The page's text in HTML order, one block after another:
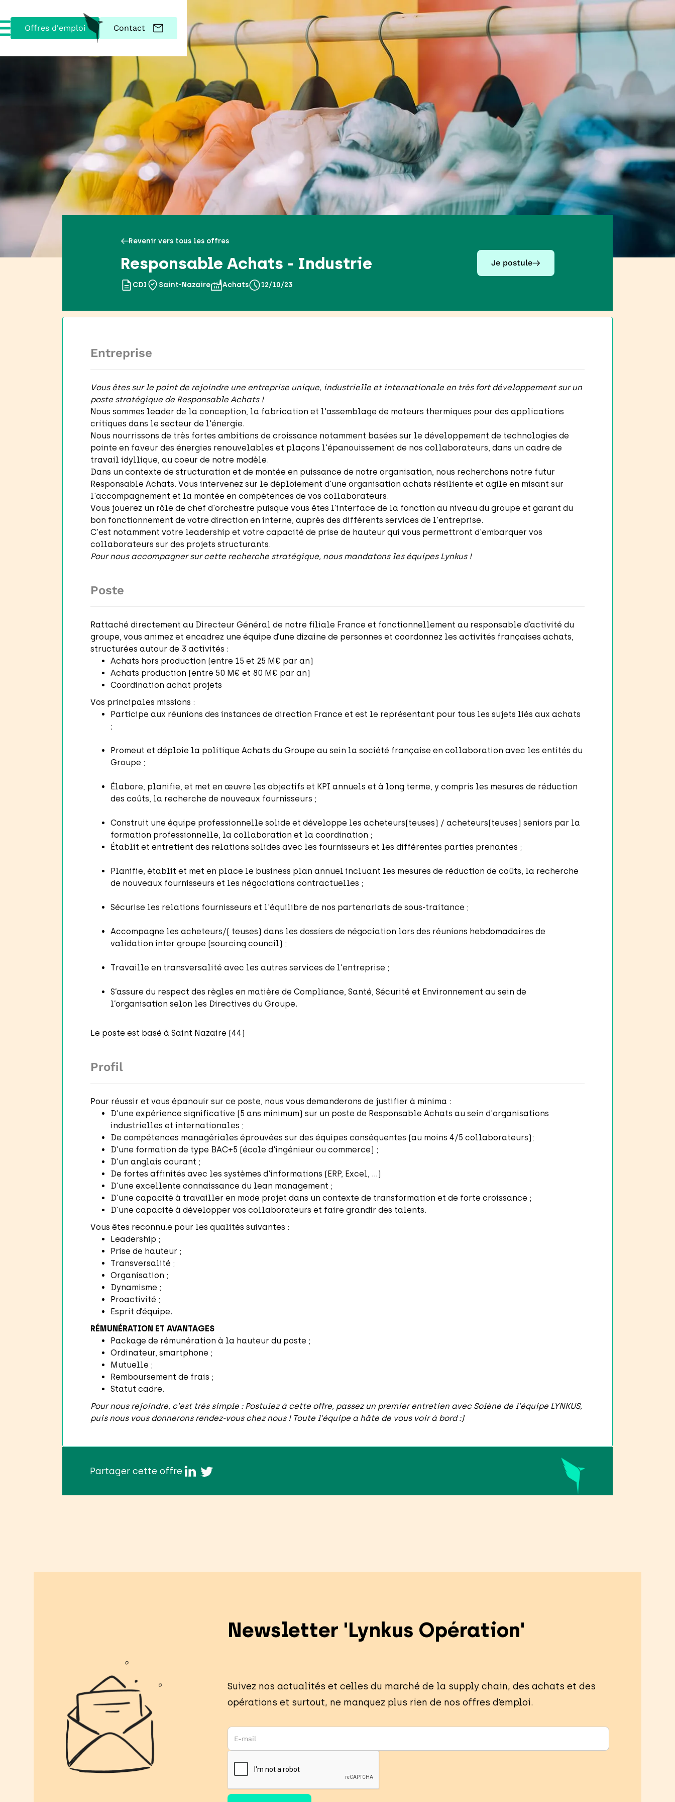
Offres d'emploi Contact
Revenir vers tous les offres
Responsable Achats - Industrie
CDI Saint-Nazaire Achats 12/10/23
Je postule
Entreprise
Vous êtes sur le point de rejoindre une entreprise unique, industrielle et internationale en très fort développement sur un
poste stratégique de Responsable Achats !
Nous sommes leader de la conception, la fabrication et l'assemblage de moteurs thermiques pour des applications
critiques dans le secteur de l'énergie.
Nous nourrissons de très fortes ambitions de croissance notamment basées sur le développement de technologies de
pointe en faveur des énergies renouvelables et plaçons l'épanouissement de nos collaborateurs, dans un cadre de
travail idyllique, au coeur de notre modèle.
Dans un contexte de structuration et de montée en puissance de notre organisation, nous recherchons notre futur
Responsable Achats. Vous intervenez sur le déploiement d'une organisation achats résiliente et agile en misant sur
l'accompagnement et la montée en compétences de vos collaborateurs.
Vous jouerez un rôle de chef d'orchestre puisque vous êtes l'interface de la fonction au niveau du groupe et garant du
bon fonctionnement de votre direction en interne, auprès des différents services de l'entreprise.
C'est notamment votre leadership et votre capacité de prise de hauteur qui vous permettront d'embarquer vos
collaborateurs sur des projets structurants.
Pour nous accompagner sur cette recherche stratégique, nous mandatons les équipes Lynkus !
Poste
Rattaché directement au Directeur Général de notre filiale France et fonctionnellement au responsable d’activité du
groupe, vous animez et encadrez une équipe d’une dizaine de personnes et coordonnez les activités françaises achats,
structurées autour de 3 activités :
Achats hors production (entre 15 et 25 M€ par an)
Achats production (entre 50 M€ et 80 M€ par an)
Coordination achat projets
Vos principales missions :
Participe aux réunions des instances de direction France et est le représentant pour tous les sujets liés aux achats
;
Promeut et déploie la politique Achats du Groupe au sein la société française en collaboration avec les entités du
Groupe ;
Élabore, planifie, et met en œuvre les objectifs et KPI annuels et à long terme, y compris les mesures de réduction
des coûts, la recherche de nouveaux fournisseurs ;
Construit une équipe professionnelle solide et développe les acheteurs(teuses) / acheteurs(teuses) seniors par la
formation professionnelle, la collaboration et la coordination ;
Établit et entretient des relations solides avec les fournisseurs et les différentes parties prenantes ;
Planifie, établit et met en place le business plan annuel incluant les mesures de réduction de coûts, la recherche
de nouveaux fournisseurs et les négociations contractuelles ;
Sécurise les relations fournisseurs et l'équilibre de nos partenariats de sous-traitance ;
Accompagne les acheteurs/( teuses) dans les dossiers de négociation lors des réunions hebdomadaires de
validation inter groupe (sourcing council) ;
Travaille en transversalité avec les autres services de l'entreprise ;
S’assure du respect des règles en matière de Compliance, Santé, Sécurité et Environnement au sein de
l’organisation selon les Directives du Groupe.
Le poste est basé à Saint Nazaire (44)
Profil
Pour réussir et vous épanouir sur ce poste, nous vous demanderons de justifier à minima :
D'une expérience significative (5 ans minimum) sur un poste de Responsable Achats au sein d'organisations
industrielles et internationales ;
De compétences managériales éprouvées sur des équipes conséquentes (au moins 4/5 collaborateurs);
D'une formation de type BAC+5 (école d'ingénieur ou commerce) ;
D'un anglais courant ;
De fortes affinités avec les systèmes d'informations (ERP, Excel, ...)
D'une excellente connaissance du lean management ;
D'une capacité à travailler en mode projet dans un contexte de transformation et de forte croissance ;
D'une capacité à développer vos collaborateurs et faire grandir des talents.
Vous êtes reconnu.e pour les qualités suivantes :
Leadership ;
Prise de hauteur ;
Transversalité ;
Organisation ;
Dynamisme ;
Proactivité ;
Esprit d’équipe.
RÉMUNÉRATION ET AVANTAGES
Package de rémunération à la hauteur du poste ;
Ordinateur, smartphone ;
Mutuelle ;
Remboursement de frais ;
Statut cadre.
Pour nous rejoindre, c'est très simple : Postulez à cette offre, passez un premier entretien avec Solène de l'équipe LYNKUS,
puis nous vous donnerons rendez-vous chez nous ! Toute l'équipe a hâte de vous voir à bord :)
Partager cette offre
Newsletter 'Lynkus Opération'
Suivez nos actualités et celles du marché de la supply chain, des achats et des
opérations et surtout, ne manquez plus rien de nos offres d’emploi.